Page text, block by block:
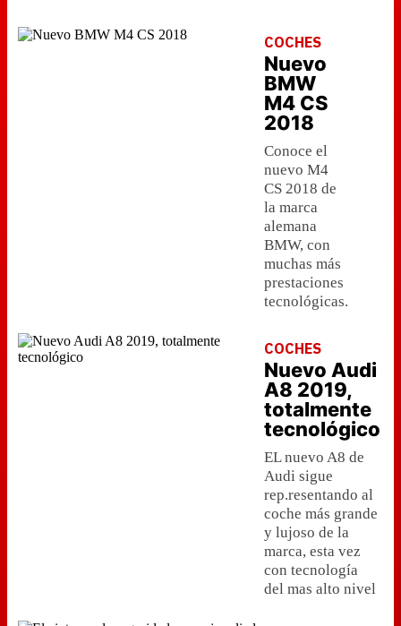
COCHES
Nuevo
BMW
M4 CS
2018
Conoce el
nuevo M4
CS 2018 de
la marca
alemana
BMW, con
muchas más
prestaciones
tecnológicas.
COCHES
Nuevo Audi
A8 2019,
totalmente
tecnológico
EL nuevo A8 de
Audi sigue
rep.resentando al
coche más grande
y lujoso de la
marca, esta vez
con tecnología
del mas alto nivel